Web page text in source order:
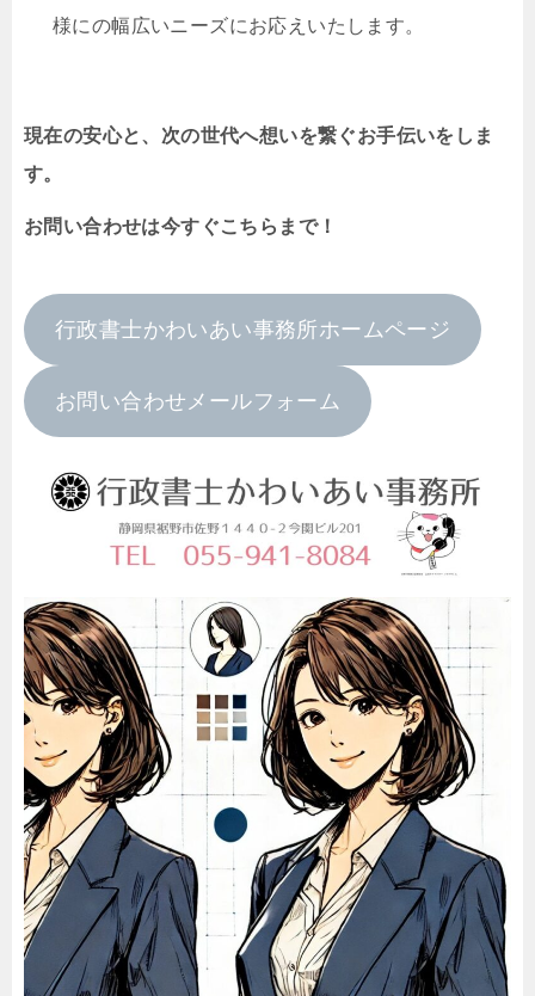
様にの幅広いニーズにお応えいたします。
現在の安心と、次の世代へ想いを繋ぐお手伝いをしま
す。
お問い合わせは今すぐこちらまで！
行政書士かわいあい事務所ホームページ
お問い合わせメールフォーム